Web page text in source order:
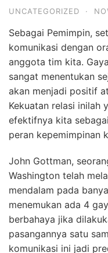
UNCATEGORIZED ·
Sebagai Pemimpin,
komunikasi dengan
anggota tim kita.
sangat menentukan
akan menjadi positif
Kekuatan relasi inilah
efektifnya kita
peran kepemimpinan
John Gottman,
Washington telah
mendalam pada
menemukan ada 4
berbahaya jika
pasangannya satu
komunikasi ini jadi